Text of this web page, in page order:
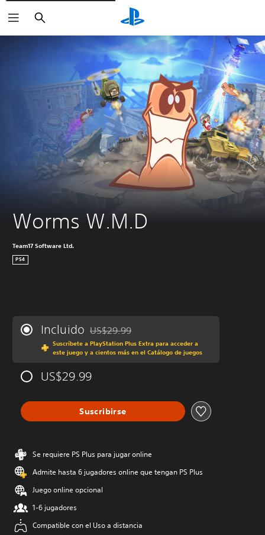
Buscar
Worms W.M.D
Team17 Software Ltd.
PS4
Incluido Rebajado del precio original de US$29.99
US$29.99
Suscríbete a PlayStation Plus Extra para acceder a
este juego y a cientos más en el Catálogo de juegos
US$29.99
Suscribirse
Se requiere PS Plus para jugar online
Admite hasta 6 jugadores online que tengan PS Plus
Juego online opcional
1-6 jugadores
Compatible con el Uso a distancia